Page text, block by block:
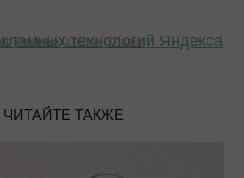
технологий Яндекса
Рекламодателям Ставки
ЧИТАЙТЕ ТАКЖЕ